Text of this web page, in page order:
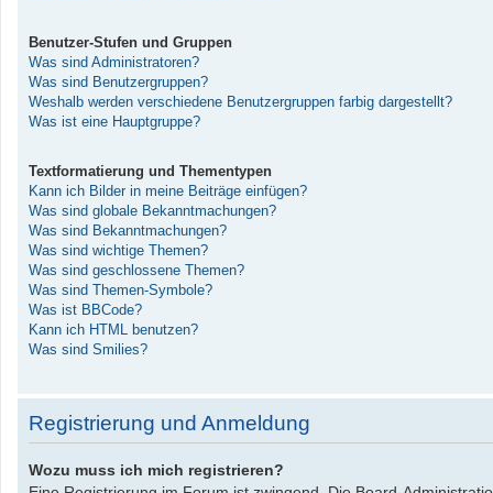
Benutzer-Stufen und Gruppen
Was sind Administratoren?
Was sind Benutzergruppen?
Weshalb werden verschiedene Benutzergruppen farbig dargestellt?
Was ist eine Hauptgruppe?
Textformatierung und Thementypen
Kann ich Bilder in meine Beiträge einfügen?
Was sind globale Bekanntmachungen?
Was sind Bekanntmachungen?
Was sind wichtige Themen?
Was sind geschlossene Themen?
Was sind Themen-Symbole?
Was ist BBCode?
Kann ich HTML benutzen?
Was sind Smilies?
Registrierung und Anmeldung
Wozu muss ich mich registrieren?